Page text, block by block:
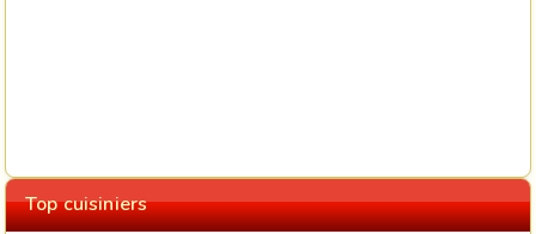
Top cuisiniers